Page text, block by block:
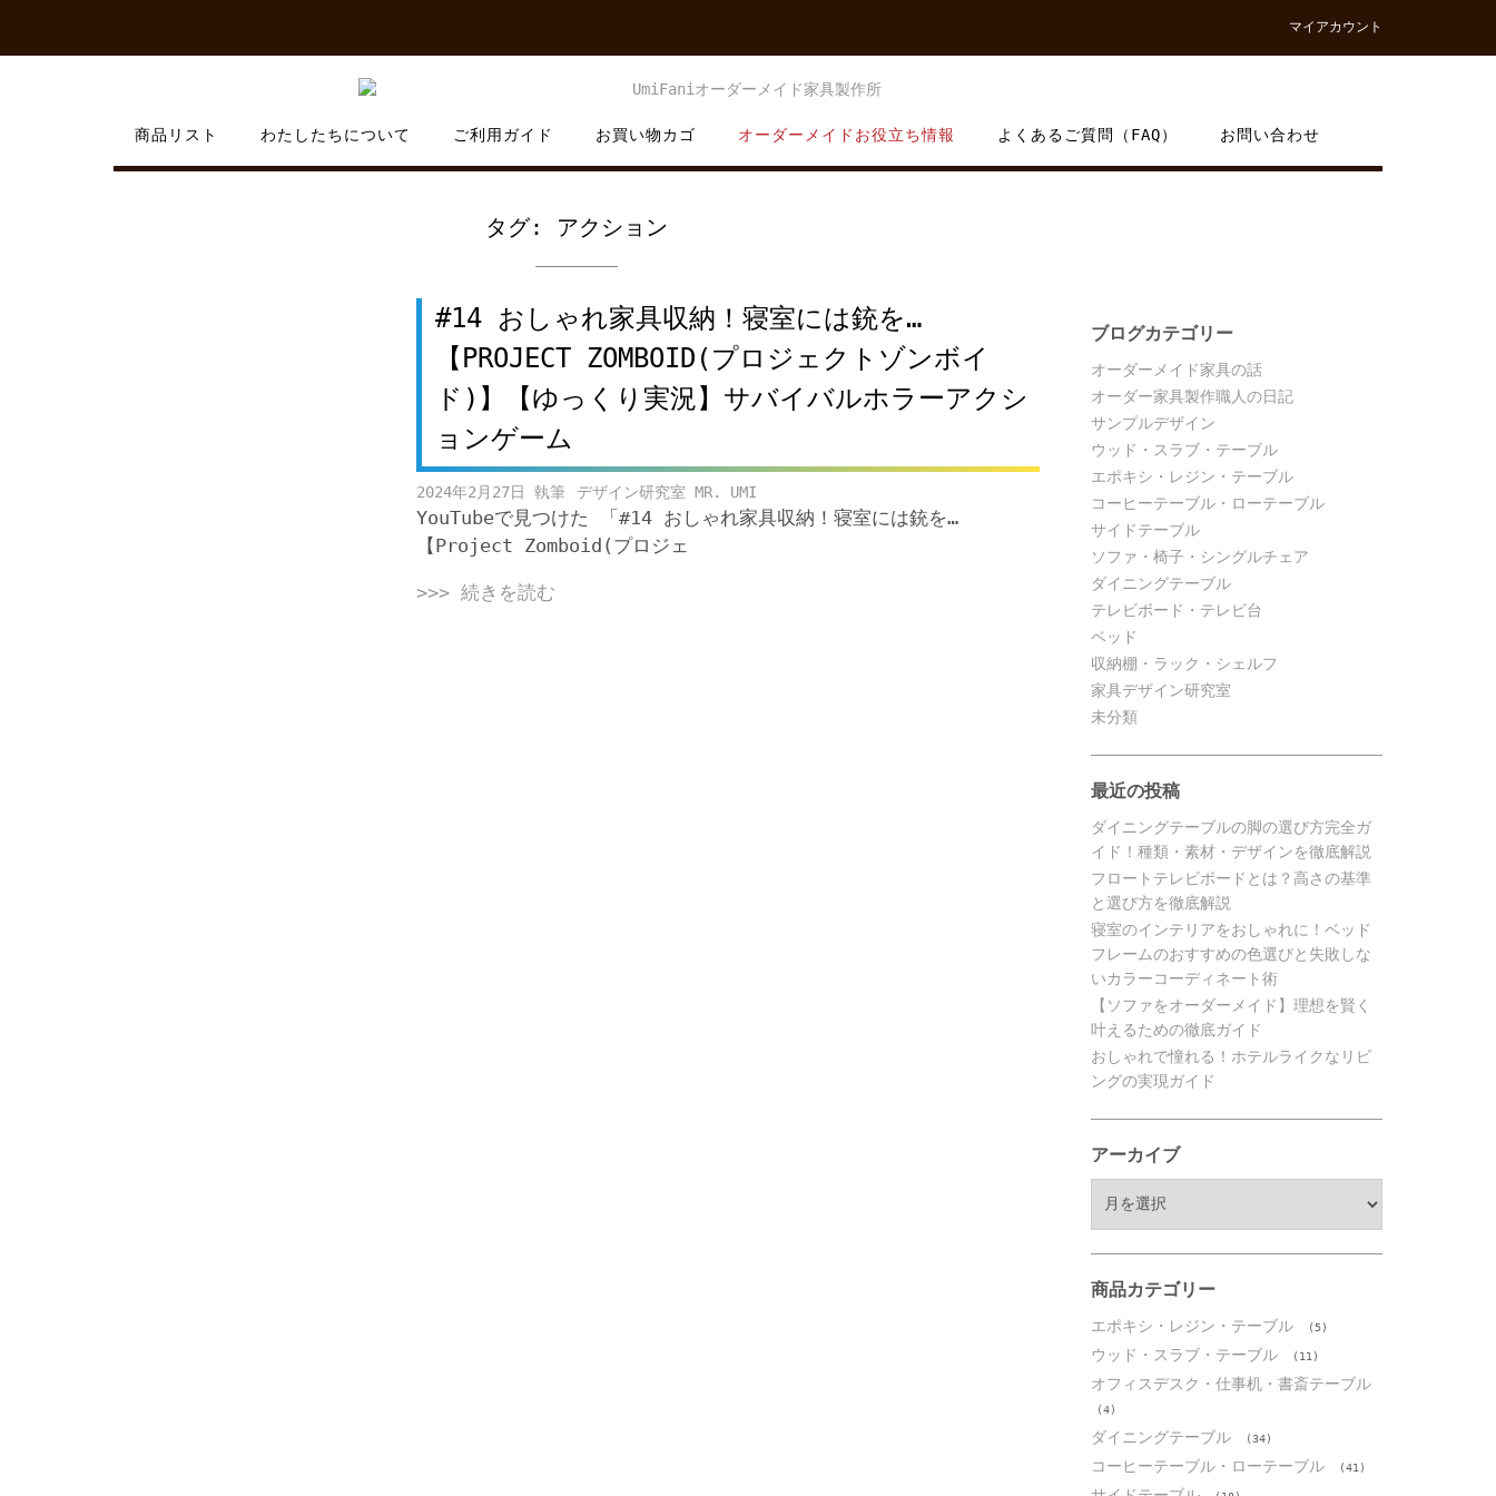
content
マイアカウント
商品リスト わたしたちについて ご利用ガイド お買い物カゴ オーダーメイドお役立ち情報 よくあるご質問（FAQ） お問い合わせ
タグ: アクション
#14 おしゃれ家具収納！寝室には銃を…
【PROJECT ZOMBOID(プロジェクトゾンボイ
ド)】【ゆっくり実況】サバイバルホラーアクシ
ョンゲーム
2024年2月27日 デザイン研究室 MR. UMI
YouTubeで見つけた 「#14 おしゃれ家具収納！寝室には銃を…
【Project Zomboid(プロジェ
>>> 続きを読む
ブログカテゴリー
オーダーメイド家具の話
オーダー家具製作職人の日記
サンプルデザイン
ウッド・スラブ・テーブル
エポキシ・レジン・テーブル
コーヒーテーブル・ローテーブル
サイドテーブル
ソファ・椅子・シングルチェア
ダイニングテーブル
テレビボード・テレビ台
ベッド
収納棚・ラック・シェルフ
家具デザイン研究室
未分類
最近の投稿
ダイニングテーブルの脚の選び方完全ガ
イド！種類・素材・デザインを徹底解説
フロートテレビボードとは？高さの基準
と選び方を徹底解説
寝室のインテリアをおしゃれに！ベッド
フレームのおすすめの色選びと失敗しな
いカラーコーディネート術
【ソファをオーダーメイド】理想を賢く
叶えるための徹底ガイド
おしゃれで憧れる！ホテルライクなリビ
ングの実現ガイド
アーカイブ
ブ
商品カテゴリー
エポキシ・レジン・テーブル (5)
ウッド・スラブ・テーブル (11)
オフィスデスク・仕事机・書斎テーブル
(4)
ダイニングテーブル (34)
コーヒーテーブル・ローテーブル (41)